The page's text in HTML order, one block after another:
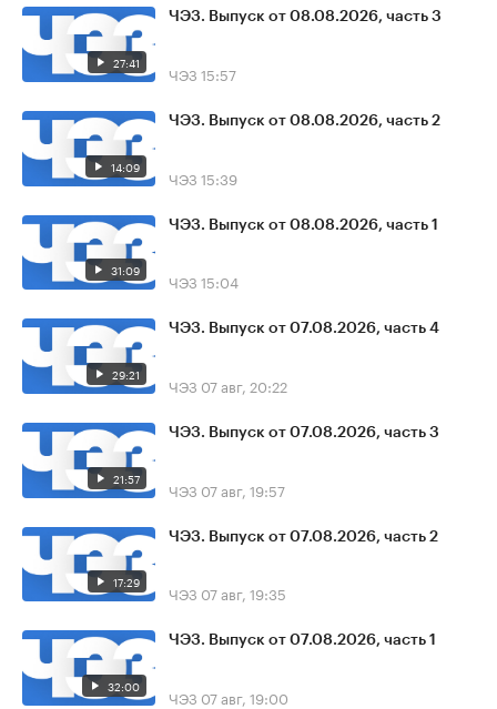
27:41
ЧЭЗ. Выпуск от 08.08.2026, часть 3
ЧЭЗ 15:57
14:09
ЧЭЗ. Выпуск от 08.08.2026, часть 2
ЧЭЗ 15:39
31:09
ЧЭЗ. Выпуск от 08.08.2026, часть 1
ЧЭЗ 15:04
29:21
ЧЭЗ. Выпуск от 07.08.2026, часть 4
ЧЭЗ 07 авг, 20:22
21:57
ЧЭЗ. Выпуск от 07.08.2026, часть 3
ЧЭЗ 07 авг, 19:57
17:29
ЧЭЗ. Выпуск от 07.08.2026, часть 2
ЧЭЗ 07 авг, 19:35
32:00
ЧЭЗ. Выпуск от 07.08.2026, часть 1
ЧЭЗ 07 авг, 19:00